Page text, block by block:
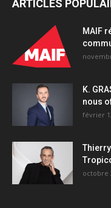
ARTICLES
MAIF
K.
nous
février
Thierry
octobre